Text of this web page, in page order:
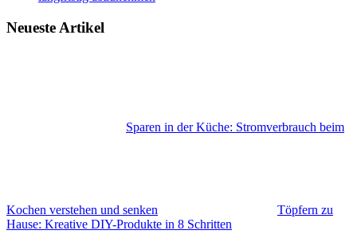
Neueste Artikel
Sparen in der Küche: Stromverbrauch beim
Kochen verstehen und senken
Töpfern zu
Hause: Kreative DIY-Produkte in 8 Schritten